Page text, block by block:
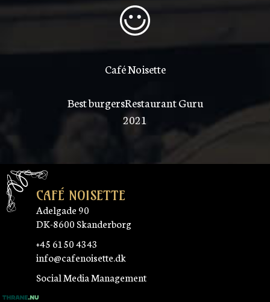
Café Noisette
Best burgersRestaurant Guru
2021
CAFÉ NOISETTE
Adelgade 90
DK-8600 Skanderborg
+45 6150 4343
info@cafenoisette.dk
Social Media Management